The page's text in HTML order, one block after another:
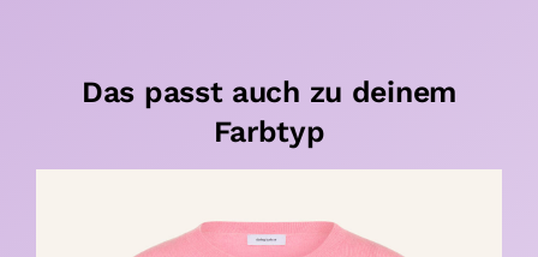
Das passt auch zu deinem
Farbtyp